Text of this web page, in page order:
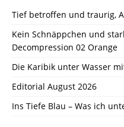
Tief betroffen und traurig,
Kein Schnäppchen und
Decompression 02 Orange
Die Karibik unter Wasser
Editorial August 2026
Ins Tiefe Blau – Was ich